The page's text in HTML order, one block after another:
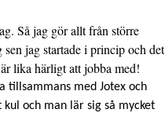
Så jag gör allt från större
jag startade i princip och det
lika härligt att jobba med!
tillsammans med Jotex och
och man lär sig så mycket